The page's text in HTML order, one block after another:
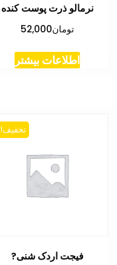
نرمالو ذرت پوست کنده
تومان52,000
اطلاعات بیشتر
تخفیف!
فیجت اردک شنی?